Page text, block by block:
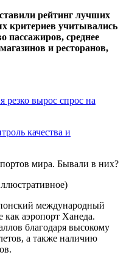
рейтинг лучших
критериев учитывались
пассажиров, среднее
и ресторанов,
резко вырос спрос на
качества и
международный
как аэропорт Ханеда.
благодаря высокому
а также наличию